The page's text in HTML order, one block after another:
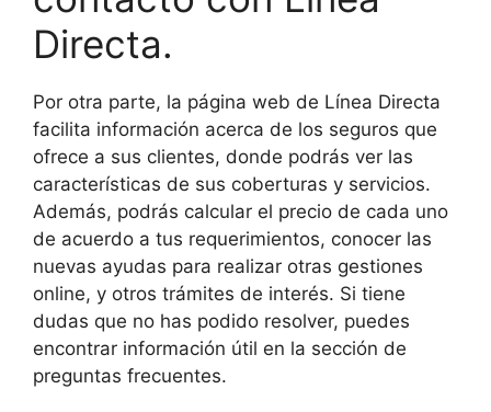
Directa.
Por otra parte, la página web de Línea Directa
facilita información acerca de los seguros que
ofrece a sus clientes, donde podrás ver las
características de sus coberturas y servicios.
Además, podrás calcular el precio de cada uno
de acuerdo a tus requerimientos, conocer las
nuevas ayudas para realizar otras gestiones
online, y otros trámites de interés. Si tiene
dudas que no has podido resolver, puedes
encontrar información útil en la sección de
preguntas frecuentes.